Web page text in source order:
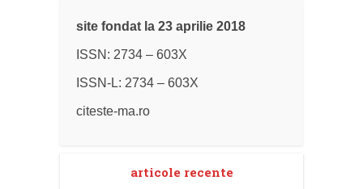
site fondat la 23 aprilie 2018
ISSN: 2734 – 603X
ISSN-L: 2734 – 603X
citeste-ma.ro
articole recente